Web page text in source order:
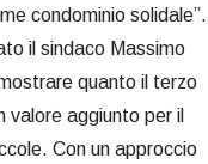
condominio solidale”.
il sindaco Massimo
quanto il terzo
valore aggiunto per il
Con un approccio